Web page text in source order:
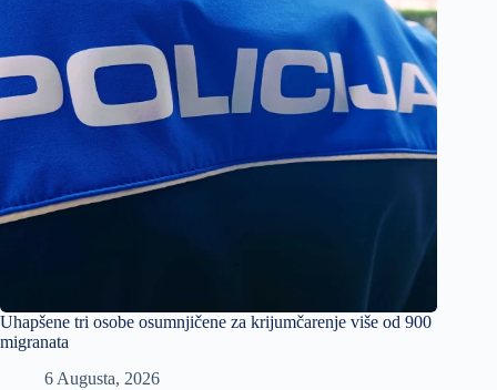
Uhapšene tri osobe osumnjičene za krijumčarenje više od 900
migranata
6 Augusta, 2026